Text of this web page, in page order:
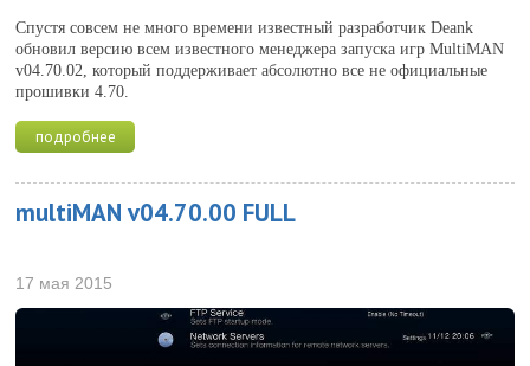
Спустя совсем не много времени известный разработчик Deank
обновил версию всем известного менеджера запуска игр MultiMAN
v04.70.02, который поддерживает абсолютно все не официальные
прошивки 4.70.
подробнее
multiMAN v04.70.00 FULL
17 мая 2015